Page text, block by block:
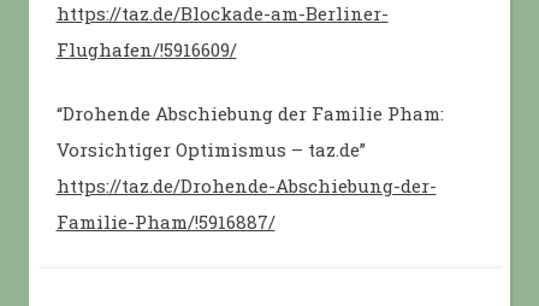
https://taz.de/Blockade-am-Berliner-
Flughafen/!5916609/
“Drohende Abschiebung der Familie Pham:
Vorsichtiger Optimismus – taz.de”
https://taz.de/Drohende-Abschiebung-der-
Familie-Pham/!5916887/